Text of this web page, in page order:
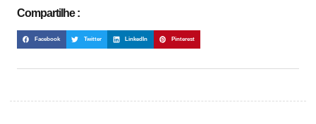
Compartilhe :
Facebook Twitter LinkedIn Pinterest